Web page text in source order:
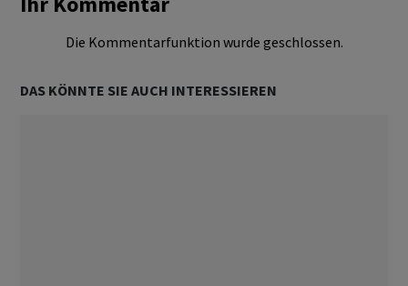
Die Kommentarfunktion wurde geschlossen.
DAS KÖNNTE SIE AUCH INTERESSIEREN